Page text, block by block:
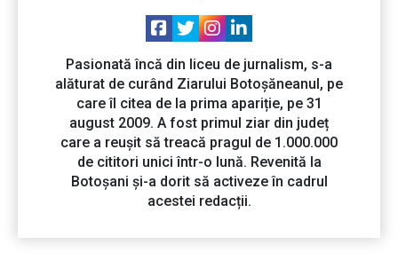
Pasionată încă din liceu de jurnalism, s-a
alăturat de curând Ziarului Botoșăneanul, pe
care îl citea de la prima apariție, pe 31
august 2009. A fost primul ziar din județ
care a reușit să treacă pragul de 1.000.000
de cititori unici într-o lună. Revenită la
Botoșani și-a dorit să activeze în cadrul
acestei redacții.